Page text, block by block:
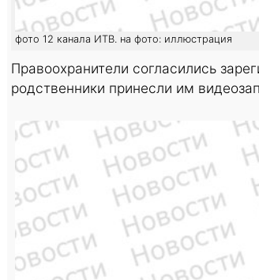
фото 12 канала ИТВ. на фото: иллюстрация
Правоохранители согласились
родственники принесли им